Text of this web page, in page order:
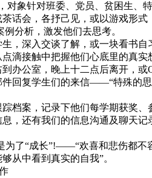
对象针对班委、党员、贫困生、
话会，各抒己见，或以游戏形式
分析，激发他们去思考。
，深入交谈了解，或一块看书自
滴接触中把握他们心底里的真实
办公室，晚上十二点后离开，或
件回复学生们的来信——“特殊的
档案，记录下他们每学期获奖、
，还有我们的信息沟通及聊天记
为了“成长”!——“欢喜和悲伤都不
从中看到真实的自我”。